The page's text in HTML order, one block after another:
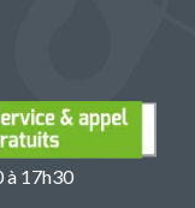
à 17h30